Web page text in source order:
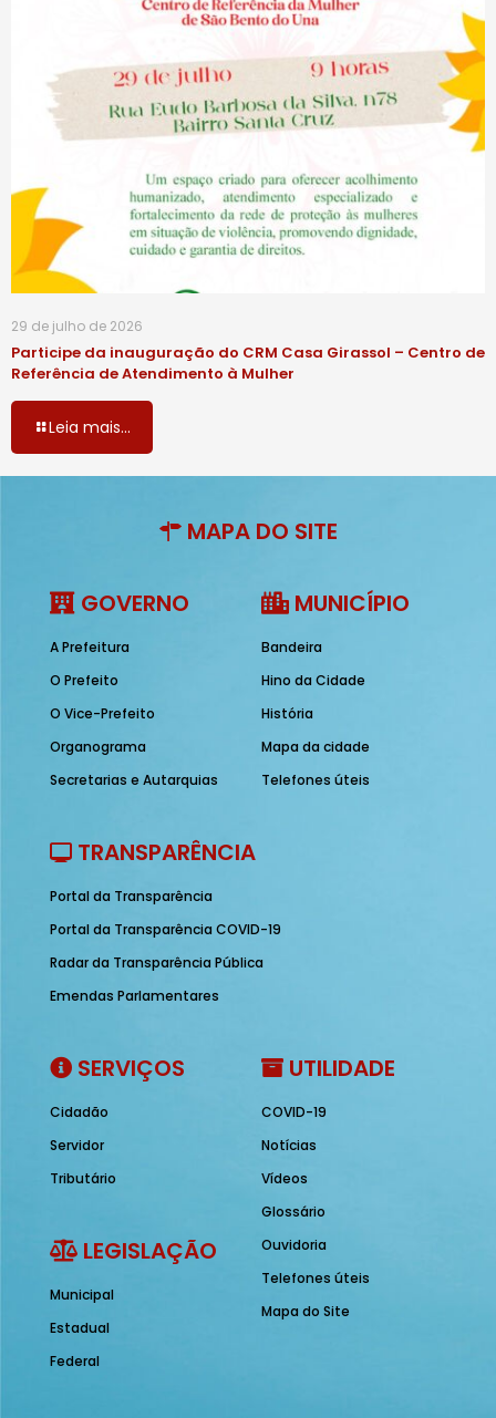
29 de julho de 2026
Participe da inauguração do CRM Casa Girassol – Centro de
Referência de Atendimento à Mulher
Leia mais...
MAPA DO SITE
GOVERNO
A Prefeitura
O Prefeito
O Vice-Prefeito
Organograma
Secretarias e Autarquias
MUNICÍPIO
Bandeira
Hino da Cidade
História
Mapa da cidade
Telefones úteis
TRANSPARÊNCIA
Portal da Transparência
Portal da Transparência COVID-19
Radar da Transparência Pública
Emendas Parlamentares
SERVIÇOS
Cidadão
Servidor
Tributário
LEGISLAÇÃO
Municipal
Estadual
Federal
UTILIDADE
COVID-19
Notícias
Vídeos
Glossário
Ouvidoria
Telefones úteis
Mapa do Site